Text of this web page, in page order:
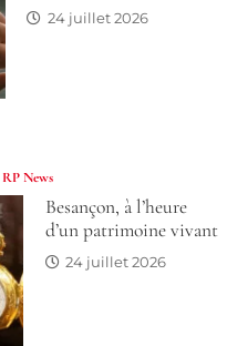
24 juillet 2026
RP News
Besançon, à l’heure
d’un patrimoine vivant
24 juillet 2026